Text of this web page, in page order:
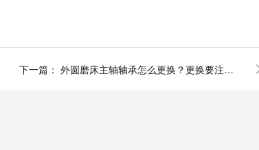
下一篇： 外圆磨床主轴轴承怎么更换？更换要注意什么？